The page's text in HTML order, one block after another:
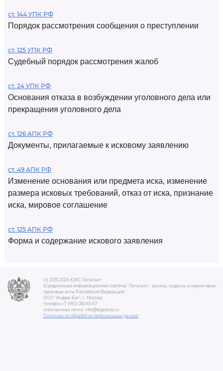
ст. 144 УПК РФ
Порядок рассмотрения сообщения о преступлении
ст. 125 УПК РФ
Судебный порядок рассмотрения жалоб
ст. 24 УПК РФ
Основания отказа в возбуждении уголовного дела или
прекращения уголовного дела
ст. 126 АПК РФ
Документы, прилагаемые к исковому заявлению
ст. 49 АПК РФ
Изменение основания или предмета иска, изменение
размера исковых требований, отказ от иска, признание
иска, мировое соглашение
ст. 125 АПК РФ
Форма и содержание искового заявления
(c) 2015-2026 ЮИС Легалакт
Юридическая информационная система "Легалакт - законы, кодексы и нормативно-
правовые акты Российской Федерации"
ООО "Инфра-Бит", г. Москва.
телефон +7 (910) 050-65-67
электронная почта: info@legalacts.ru
Политика по обработке персональных данных